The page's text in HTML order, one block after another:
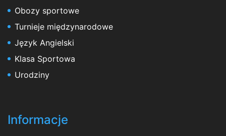
Obozy sportowe
Turnieje międzynarodowe
Język Angielski
Klasa Sportowa
Urodziny
Informacje